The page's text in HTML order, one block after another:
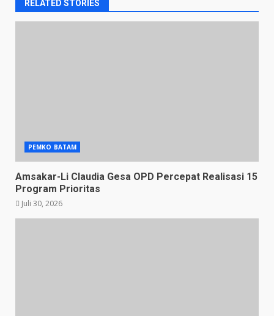
RELATED STORIES
PEMKO BATAM
Amsakar-Li Claudia Gesa OPD Percepat Realisasi 15
Program Prioritas
Juli 30, 2026